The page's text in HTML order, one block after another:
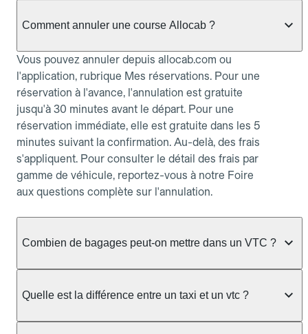
Comment annuler une course Allocab ?
Vous pouvez annuler depuis allocab.com ou
l'application, rubrique Mes réservations. Pour une
réservation à l'avance, l'annulation est gratuite
jusqu'à 30 minutes avant le départ. Pour une
réservation immédiate, elle est gratuite dans les 5
minutes suivant la confirmation. Au-delà, des frais
s'appliquent. Pour consulter le détail des frais par
gamme de véhicule, reportez-vous à notre Foire
aux questions complète sur l'annulation.
Combien de bagages peut-on mettre dans un VTC ?
réservée :
Berline, Green, Berline Affaires, VAO : jusqu'à 3
Quelle est la différence entre un taxi et un vtc ?